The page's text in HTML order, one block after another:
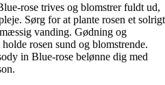
rose trives og blomstrer fuldt ud,
Sørg for at plante rosen et solrigt
vanding. Gødning og
rosen sund og blomstrende.
in Blue-rose belønne dig med